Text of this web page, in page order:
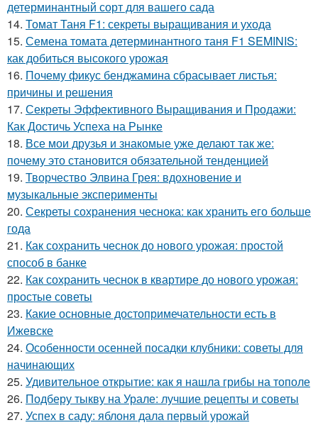
детерминантный сорт для вашего сада
14. Томат Таня F1: секреты выращивания и ухода
15. Семена томата детерминантного таня F1 SEMINIS:
как добиться высокого урожая
16. Почему фикус бенджамина сбрасывает листья:
причины и решения
17. Секреты Эффективного Выращивания и Продажи:
Как Достичь Успеха на Рынке
18. Все мои друзья и знакомые уже делают так же:
почему это становится обязательной тенденцией
19. Творчество Элвина Грея: вдохновение и
музыкальные эксперименты
20. Секреты сохранения чеснока: как хранить его больше
года
21. Как сохранить чеснок до нового урожая: простой
способ в банке
22. Как сохранить чеснок в квартире до нового урожая:
простые советы
23. Какие основные достопримечательности есть в
Ижевске
24. Особенности осенней посадки клубники: советы для
начинающих
25. Удивительное открытие: как я нашла грибы на тополе
26. Подберу тыкву на Урале: лучшие рецепты и советы
27. Успех в саду: яблоня дала первый урожай